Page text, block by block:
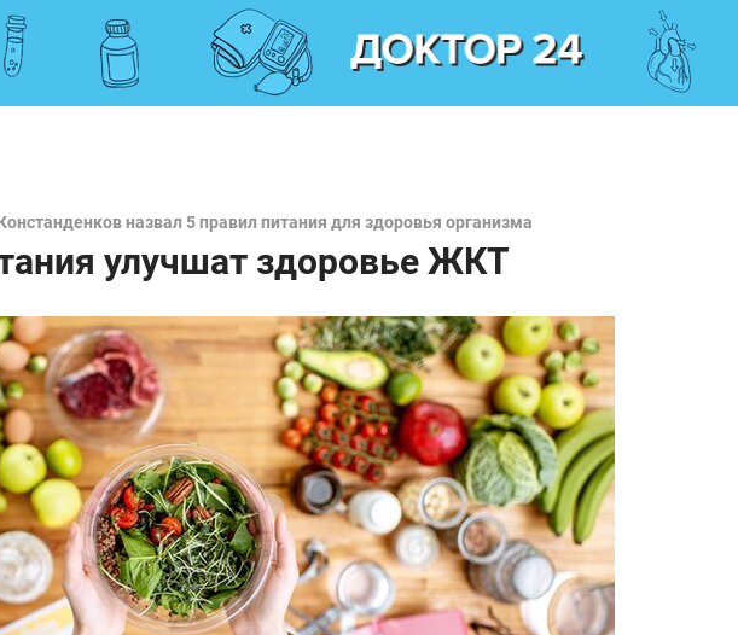
назвал 5 правил питания для здоровья организма
улучшат здоровье ЖКТ